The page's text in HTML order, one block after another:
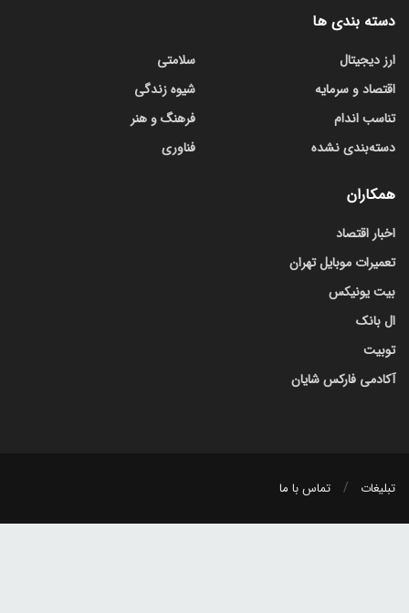
دسته بندی ها
ارز دیجیتال
اقتصاد و سرمایه
تناسب اندام
دسته‌بندی نشده
سلامتی
شیوه زندگی
فرهنگ و هنر
فناوری
همکاران
اخبار اقتصاد
تعمیرات موبایل تهران
بیت یونیکس
ال بانک
توبیت
آکادمی فارکس شایان
تبلیغات تماس با ما